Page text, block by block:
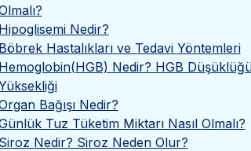
Hipoglisemi Nedir?
Böbrek Hastalıkları ve Tedavi Yöntemleri
Hemoglobin(HGB) Nedir? HGB
Bağışı Nedir?
Tuz Tüketim Miktarı Nasıl Olmalı?
Siroz Nedir? Siroz Neden Olur?